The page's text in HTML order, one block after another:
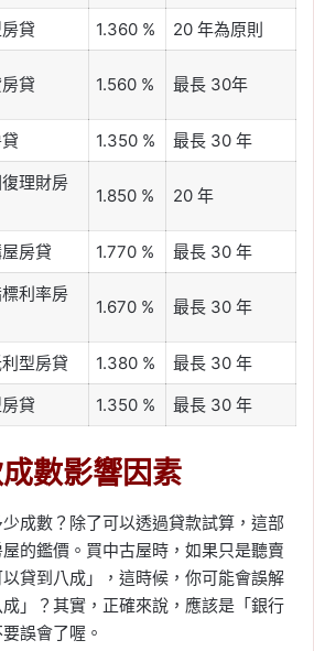
貸 1.360 %
20 年為原則
貸 1.560 % 最長 30年
1.350 % 最長 30 年
理財房
1.850 % 20 年
房貸 1.770 % 最長 30 年
利率房
1.670 % 最長 30 年
型房貸 1.380 %
最長 30 年
貸 1.350 % 最長 30 年
數影響因素
成數？除了可以透過貸款試算，這部
的鑑價。買中古屋時，如果只是聽賣
貸到八成」，這時候，你可能會誤解
」？其實，正確來說，應該是「銀行
誤會了喔。